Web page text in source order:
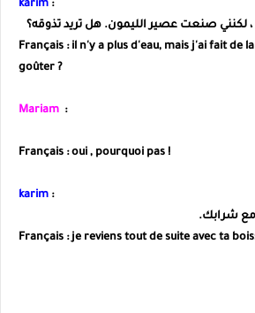
karim :
، لكنني صنعت عصير الليمون. هل تريد تذوقه؟
Français : il n'y a plus d'eau, mais j'ai fait de
goûter ?
Mariam :
Français : oui , pourquoi pas !
karim :
مع شرابك.
Français : je reviens tout de suite avec ta